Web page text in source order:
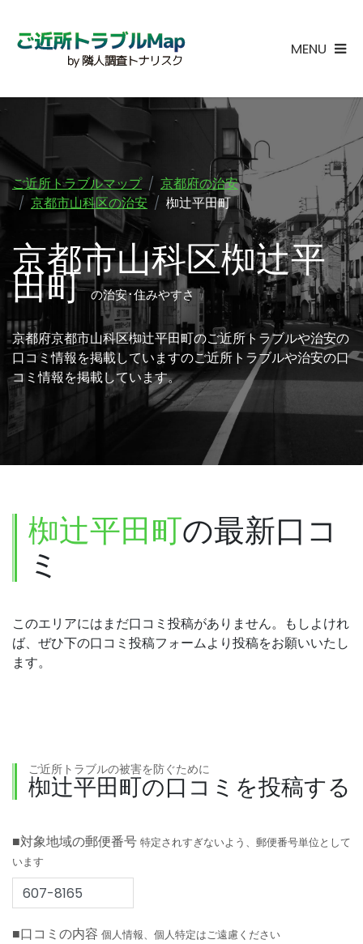
MENU
ご近所トラブルマップ
京都府の治安
京都市山科区の治安
椥辻平田町
京都市山科区椥辻平
田町の治安･住みやすさ
京都府京都市山科区椥辻平田町のご近所トラブルや治安の
口コミ情報を掲載していますのご近所トラブルや治安の口
コミ情報を掲載しています。
椥辻平田町の最新口コ
ミ
このエリアにはまだ口コミ投稿がありません。もしよけれ
ば、ぜひ下の口コミ投稿フォームより投稿をお願いいたし
ます。
ご近所トラブルの被害を防ぐために
椥辻平田町の口コミを投稿する
■対象地域の郵便番号 特定されすぎないよう、郵便番号単位として
います
■口コミの内容 個人情報、個人特定はご遠慮ください